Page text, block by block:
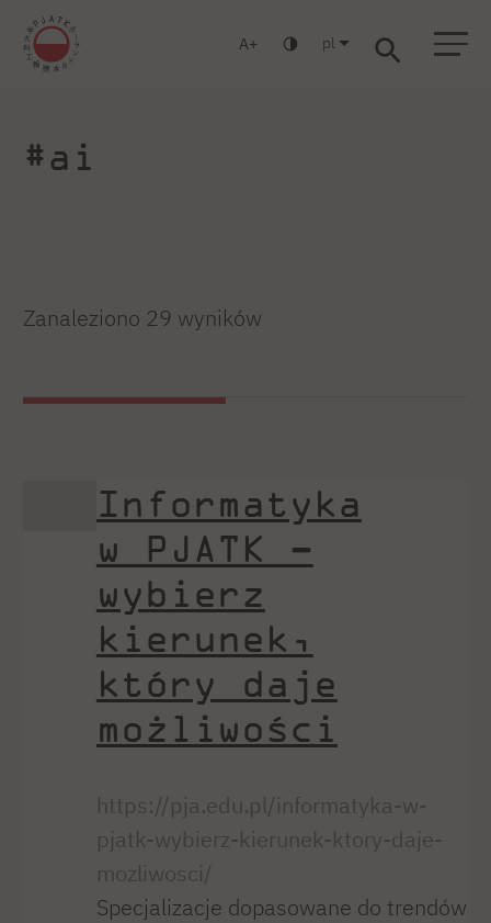
A pl
Zaloguj się
#ai
Zanaleziono 29 wyników
Informatyka
w PJATK –
wybierz
kierunek,
który daje
możliwości
https://pja.edu.pl/informatyka-w-
pjatk-wybierz-kierunek-ktory-daje-
mozliwosci/
Specjalizacje dopasowane do trendów